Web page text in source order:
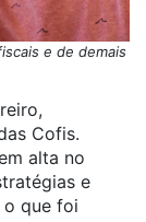
e de demais
Cofis.
alta no
e
o que foi